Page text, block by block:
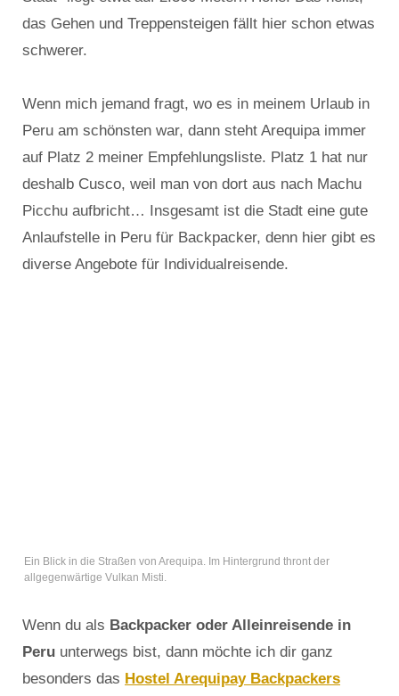
das Gehen und Treppensteigen fällt hier schon etwas
schwerer.
Wenn mich jemand fragt, wo es in meinem Urlaub in
Peru am schönsten war, dann steht Arequipa immer
auf Platz 2 meiner Empfehlungsliste. Platz 1 hat nur
deshalb Cusco, weil man von dort aus nach Machu
Picchu aufbricht… Insgesamt ist die Stadt eine gute
Anlaufstelle in Peru für Backpacker, denn hier gibt es
diverse Angebote für Individualreisende.
Ein Blick in die Straßen von Arequipa. Im Hintergrund thront der
allgegenwärtige Vulkan Misti.
Wenn du als Backpacker oder Alleinreisende in
Peru unterwegs bist, dann möchte ich dir ganz
besonders das Hostel Arequipay Backpackers